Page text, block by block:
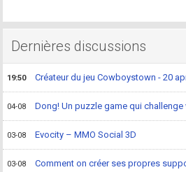
Dernières discussions
19:50 Créateur du jeu Cowboystown - 20
04-08 Dong! Un puzzle game qui
03-08 Evocity – MMO Social 3D
03-08 Comment on créer ses propres